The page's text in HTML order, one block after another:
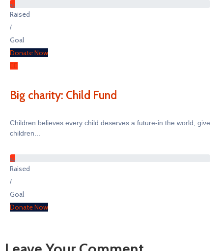
%
Raised
/
Goal
Donate Now
Big charity: Child Fund
Children believes every child deserves a future-in the world, give
children...
%
Raised
/
Goal
Donate Now